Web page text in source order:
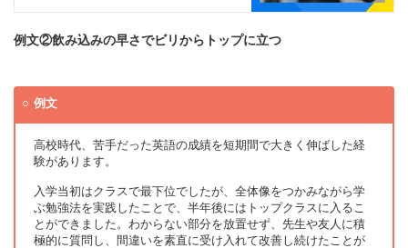
例文②飲み込みの早さでビリからトップに立つ
例文
高校時代、苦手だった英語の成績を短期間で大きく伸ばした経
験があります。
入学当初はクラスで最下位でしたが、全体像をつかみながら学
ぶ勉強法を実践したことで、半年後にはトップクラスに入るこ
とができました。わからない部分を放置せず、先生や友人に積
極的に質問し、間違いを素直に受け入れて改善し続けたことが